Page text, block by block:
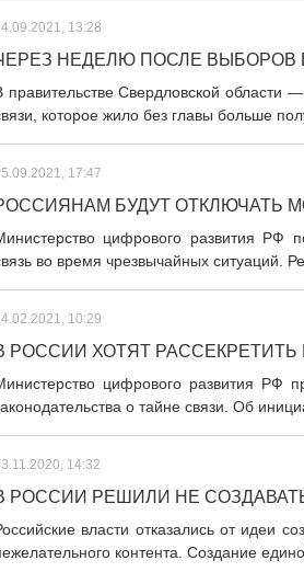
13:28
НЕДЕЛЮ ПОСЛЕ
правительстве Свердловской области
которое жило без главы больше
17:47
БУДУТ ОТКЛЮЧАТЬ
цифрового развития РФ
во время чрезвычайных ситуаций.
10:29
РОССИИ ХОТЯТ
цифрового развития РФ
о тайне связи. Об
14:32
РОССИИ РЕШИЛИ НЕ
власти отказались от идеи
контента. Создание